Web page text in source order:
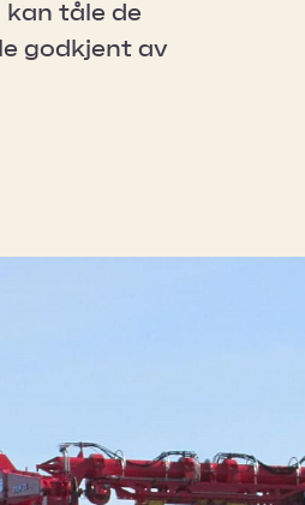
tåle de
godkjent av